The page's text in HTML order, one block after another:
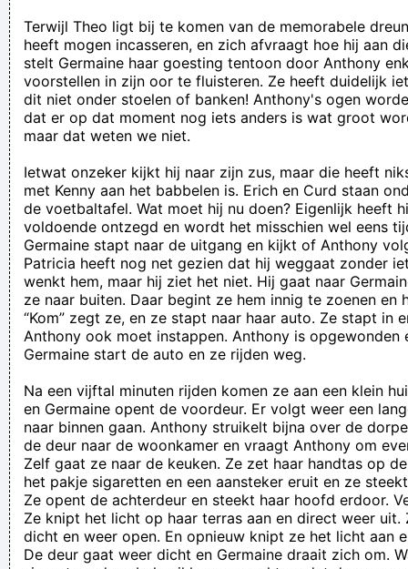
liggen hij is dooood, hij is dooood, hij is dooo hooo hooood!"
luctor et abortus (ik worstel en drijf af)
Moeten wij nu naar die kop kijken of wat
ze zijn zelfs tegen mijn voorgevel komen kakken
Geej se lèllike voel hod!
Terwijl Theo ligt bij te komen van de memorabele
heeft mogen incasseren, en zich afvraagt hoe hij aan
stelt Germaine haar goesting tentoon door Anthony
voorstellen in zijn oor te fluisteren. Ze heeft duidelijk
dit niet onder stoelen of banken! Anthony's ogen
dat er op dat moment nog iets anders is wat groot
maar dat weten we niet.
Ietwat onzeker kijkt hij naar zijn zus, maar die heeft
met Kenny aan het babbelen is. Erich en Curd staan
de voetbaltafel. Wat moet hij nu doen? Eigenlijk heeft
voldoende ontzegd en wordt het misschien wel eens
Germaine stapt naar de uitgang en kijkt of Anthony
Patricia heeft nog net gezien dat hij weggaat zonder
wenkt hem, maar hij ziet het niet. Hij gaat naar
ze naar buiten. Daar begint ze hem innig te zoenen en
“Kom” zegt ze, en ze stapt naar haar auto. Ze stapt in
Anthony ook moet instappen. Anthony is opgewonden
Germaine start de auto en ze rijden weg.
Na een vijftal minuten rijden komen ze aan een klein
en Germaine opent de voordeur. Er volgt weer een
naar binnen gaan. Anthony struikelt bijna over de
de deur naar de woonkamer en vraagt Anthony om
Zelf gaat ze naar de keuken. Ze zet haar handtas op
het pakje sigaretten en een aansteker eruit en ze
Ze opent de achterdeur en steekt haar hoofd erdoor.
Ze knipt het licht op haar terras aan en direct weer uit.
dicht en weer open. En opnieuw knipt ze het licht aan
De deur gaat weer dicht en Germaine draait zich om.